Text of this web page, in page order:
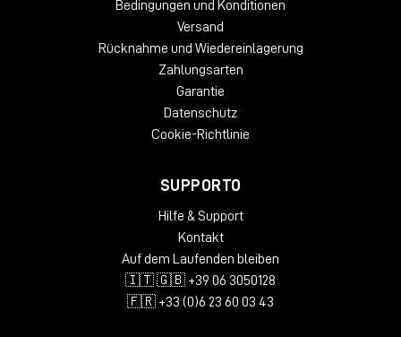
Bedingungen und Konditionen
Versand
Rücknahme und Wiedereinlagerung
Zahlungsarten
Garantie
Datenschutz
Cookie-Richtlinie
SUPPORTO
Hilfe & Support
Kontakt
Auf dem Laufenden bleiben
🇮🇹 🇬🇧 +39 06 3050128
🇫🇷 +33 (0)6 23 60 03 43